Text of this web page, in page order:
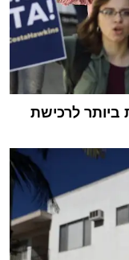
לרכישת